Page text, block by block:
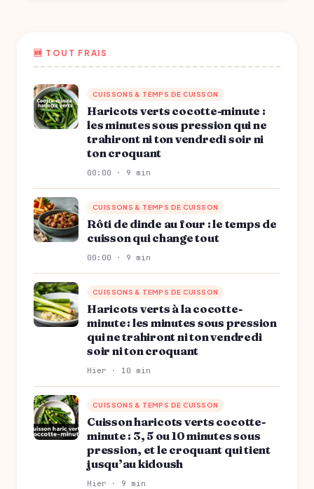
🆕 TOUT FRAIS
CUISSONS & TEMPS DE CUISSON
Haricots verts cocotte-minute :
les minutes sous pression qui ne
trahiront ni ton vendredi soir ni
ton croquant
00:00 · 9 min
CUISSONS & TEMPS DE CUISSON
Rôti de dinde au four : le temps de
cuisson qui change tout
00:00 · 9 min
CUISSONS & TEMPS DE CUISSON
Haricots verts à la cocotte-
minute : les minutes sous pression
qui ne trahiront ni ton vendredi
soir ni ton croquant
Hier · 10 min
CUISSONS & TEMPS DE CUISSON
Cuisson haricots verts cocotte-
minute : 3, 5 ou 10 minutes sous
pression, et le croquant qui tient
jusqu’au kidoush
Hier · 9 min